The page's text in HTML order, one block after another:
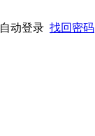
自动登录 找回密码